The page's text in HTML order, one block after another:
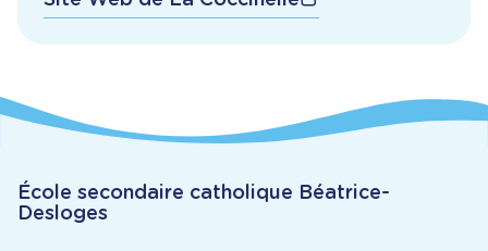
École secondaire catholique Béatrice-
Desloges